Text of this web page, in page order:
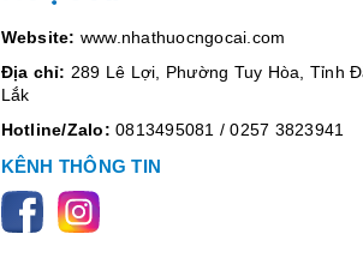
Website: www.nhathuocngocai.com
Địa chỉ: 289 Lê Lợi, Phường Tuy Hòa, Tỉnh
Lắk
Hotline/Zalo: 0813495081 /0257 3823941
KÊNH THÔNG TIN